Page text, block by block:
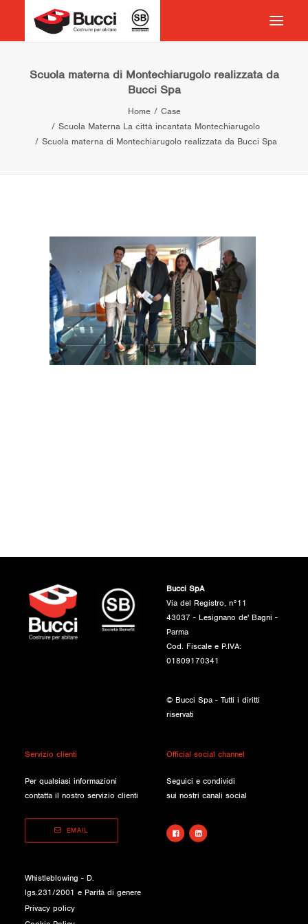
HOME
COSTRUIRE PER ABITARE
CHI SIAMO
COSA FACCIAMO
VOCABOLARIO
RICERCA
Scuola materna di Montechiarugolo realizzata da
Bucci Spa
Home
Case
Scuola Materna La città incantata Montechiarugolo
Scuola materna di Montechiarugolo realizzata da Bucci Spa
Bucci SpA
Via del Registro, n°11
43037 - Lesignano de' Bagni -
Parma
Cod. Fiscale e P.IVA:
01809170341
© Bucci Spa - Tutti i diritti
riservati
Servizio clienti
Per qualsiasi informazioni
contatta il nostro servizio clienti
EMAIL
Official social channel
Seguici e condividi
sui nostri canali social
Whistleblowing - D.
lgs.231/2001 e Parità di genere
Privacy policy